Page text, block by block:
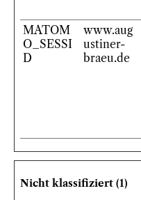
MATOM
O_SESSI
D
www.aug
ustiner-
braeu.de
Nicht klassifiziert (1)